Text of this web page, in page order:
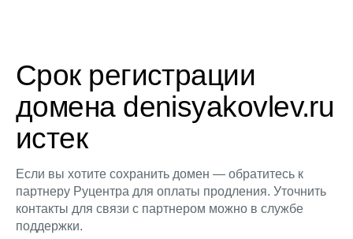
Срок регистрации
домена denisyakovlev.ru
истек
Если вы хотите сохранить домен — обратитесь к
партнеру Руцентра для оплаты продления. Уточнить
контакты для связи с партнером можно в службе
поддержки.